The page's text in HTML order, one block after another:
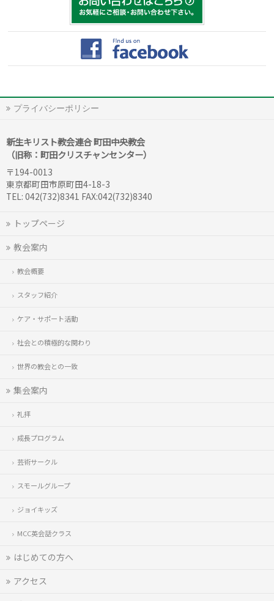
プライバシーポリシー
新生キリスト教会連合 町田中央教会
（旧称：町田クリスチャンセンター）
〒194-0013
東京都町田市原町田4-18-3
TEL: 042(732)8341 FAX:042(732)8340
トップページ
教会案内
教会概要
スタッフ紹介
ケア・サポート活動
社会との積極的な関わり
世界の教会との一致
集会案内
礼拝
成長プログラム
芸術サークル
スモールグループ
ジョイキッズ
MCC英会話クラス
はじめての方へ
アクセス